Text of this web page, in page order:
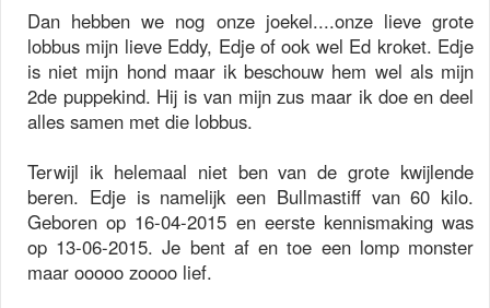
Dan hebben we nog onze joekel....onze lieve grote
lobbus mijn lieve Eddy, Edje of ook wel Ed kroket. Edje
is niet mijn hond maar ik beschouw hem wel als mijn
2de puppekind. Hij is van mijn zus maar ik doe en deel
alles samen met die lobbus.
Terwijl ik helemaal niet ben van de grote kwijlende
beren. Edje is namelijk een Bullmastiff van 60 kilo.
Geboren op 16-04-2015 en eerste kennismaking was
op 13-06-2015. Je bent af en toe een lomp monster
maar ooooo zoooo lief.